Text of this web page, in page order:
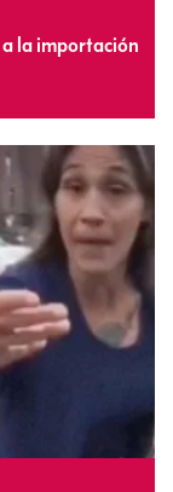
la importación